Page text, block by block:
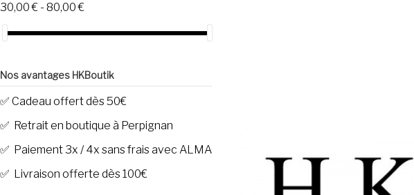
30,00 € - 80,00 €
Nos avantages HKBoutik
✅ Cadeau offert dès 50€
✅ Retrait en boutique à Perpignan
✅ Paiement 3x / 4x sans frais avec ALMA
✅ Livraison offerte dès 100€